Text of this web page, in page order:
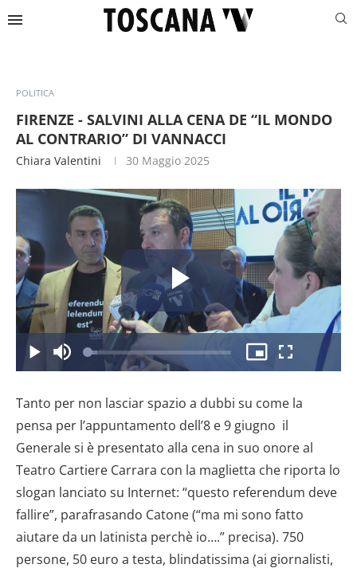
POLITICA
FIRENZE - SALVINI ALLA CENA DE “IL MONDO
AL CONTRARIO” DI VANNACCI
Chiara Valentini 30 Maggio 2025
il
video
PlayDisattiva
l’audio
Caricato:
6.83%
Picture-
in-
Schermo
intero
Tanto per non lasciar spazio a dubbi su come la
pensa per l’appuntamento dell’8 e 9 giugno il
Generale si è presentato alla cena in suo onore al
Teatro Cartiere Carrara con la maglietta che riporta lo
slogan lanciato su Internet: “questo referendum deve
fallire”, parafrasando Catone (“ma mi sono fatto
aiutare da un latinista perchè io….” precisa). 750
persone, 50 euro a testa, blindatissima (ai giornalisti,